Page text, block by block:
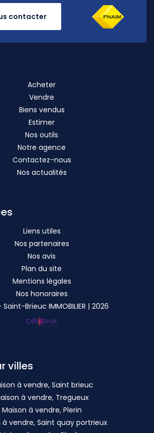
contacter
Acheter
Vendre
Biens vendus
Estimer
Nos outils
Notre agence
Contactez-nous
Nos actualités
Liens utiles
Nos partenaires
Nos avis
Plan du site
Mentions légales
Nos honoraires
Saint-Brieuc IMMOBILIER | 2026
villes
à vendre, Saint brieuc
à vendre, Tregueux
Maison à vendre, Plerin
à vendre, Saint quay portrieux